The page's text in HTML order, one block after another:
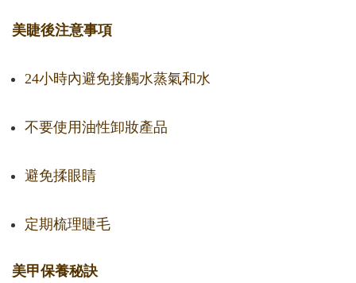
美睫後注意事項
24小時內避免接觸水蒸氣和水
不要使用油性卸妝產品
避免揉眼睛
定期梳理睫毛
美甲保養秘訣